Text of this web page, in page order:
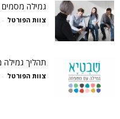
גמילה מסמים
צוות הפורטל -
תהליך גמילה
צוות הפורטל -